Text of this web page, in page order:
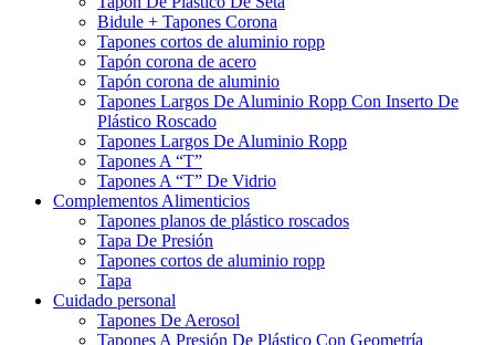
Bidule + Tapones Corona
Tapones cortos de aluminio ropp
Tapón corona de acero
Tapón corona de aluminio
Tapones Largos De Aluminio Ropp Con Inserto De
Plástico Roscado
Tapones Largos De Aluminio Ropp
Tapones A “T”
Tapones A “T” De Vidrio
Complementos Alimenticios
Tapones planos de plástico roscados
Tapa De Presión
Tapones cortos de aluminio ropp
Tapa
Cuidado personal
Tapones De Aerosol
Tapones A Presión De Plástico Con Geometría